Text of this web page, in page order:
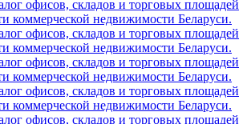
офисов, складов и торговых площадей
коммерческой недвижимости Беларуси.
офисов, складов и торговых площадей
коммерческой недвижимости Беларуси.
офисов, складов и торговых площадей
коммерческой недвижимости Беларуси.
офисов, складов и торговых площадей
коммерческой недвижимости Беларуси.
офисов, складов и торговых площадей